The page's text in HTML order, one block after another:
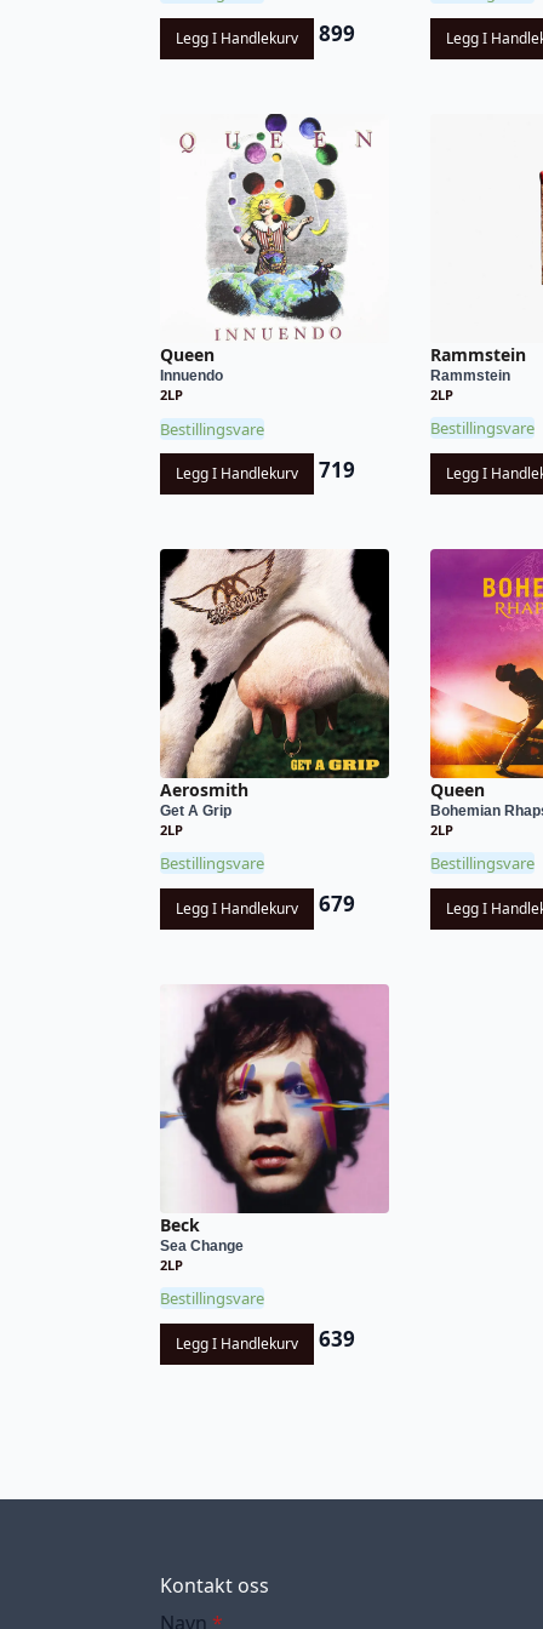
Legg I Handlekurv 899 Legg I
Queen
Innuendo
2LP
Bestillingsvare
Legg I Handlekurv 719
Rammstein
Rammstein
2LP
Bestillingsvare
Legg I
Aerosmith
Get A Grip
2LP
Bestillingsvare
Legg I Handlekurv 679
Queen
Bohemian
2LP
Bestillingsvare
Legg I
Beck
Sea Change
2LP
Bestillingsvare
Legg I Handlekurv 639
Kontakt oss
Navn *